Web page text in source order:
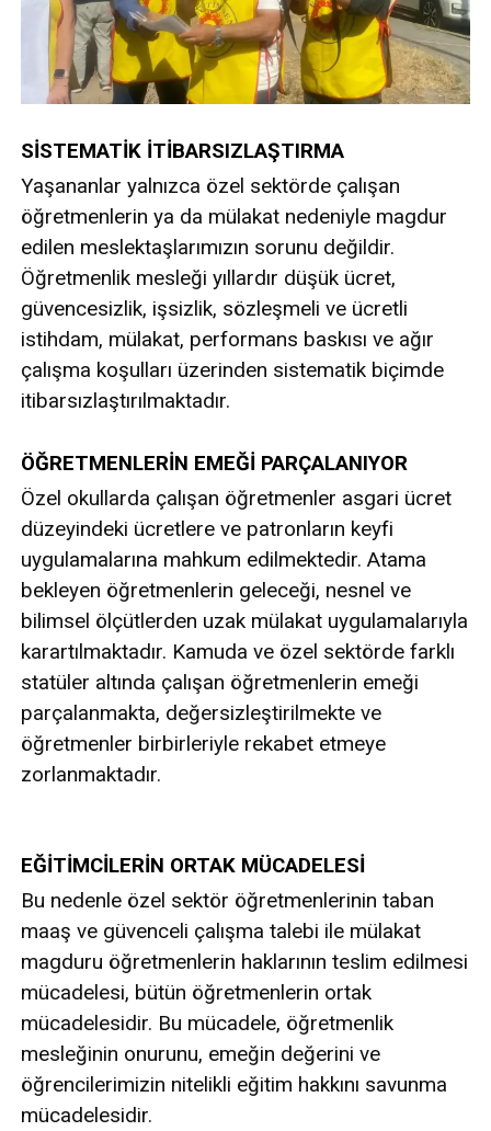
SİSTEMATİK İTİBARSIZLAŞTIRMA
Yaşananlar yalnızca özel sektörde çalışan
öğretmenlerin ya da mülakat nedeniyle magdur
edilen meslektaşlarımızın sorunu değildir.
Öğretmenlik mesleği yıllardır düşük ücret,
güvencesizlik, işsizlik, sözleşmeli ve ücretli
istihdam, mülakat, performans baskısı ve ağır
çalışma koşulları üzerinden sistematik biçimde
itibarsızlaştırılmaktadır.
ÖĞRETMENLERİN EMEĞİ PARÇALANIYOR
Özel okullarda çalışan öğretmenler asgari ücret
düzeyindeki ücretlere ve patronların keyfi
uygulamalarına mahkum edilmektedir. Atama
bekleyen öğretmenlerin geleceği, nesnel ve
bilimsel ölçütlerden uzak mülakat uygulamalarıyla
karartılmaktadır. Kamuda ve özel sektörde farklı
statüler altında çalışan öğretmenlerin emeği
parçalanmakta, değersizleştirilmekte ve
öğretmenler birbirleriyle rekabet etmeye
zorlanmaktadır.
EĞİTİMCİLERİN ORTAK MÜCADELESİ
Bu nedenle özel sektör öğretmenlerinin taban
maaş ve güvenceli çalışma talebi ile mülakat
magduru öğretmenlerin haklarının teslim edilmesi
mücadelesi, bütün öğretmenlerin ortak
mücadelesidir. Bu mücadele, öğretmenlik
mesleğinin onurunu, emeğin değerini ve
öğrencilerimizin nitelikli eğitim hakkını savunma
mücadelesidir.